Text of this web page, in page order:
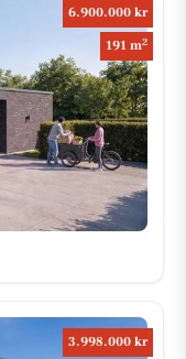
6.900.000 kr
191 m2
3.998.000 kr